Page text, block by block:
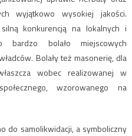
wyjątkowo wysokiej jakości.
konkurencją na lokalnych i
bardzo bolało miejscowych
Bolały też masonerię, dla
wobec realizowanej w
wzorowanego na
do samolikwidacji, a symboliczny